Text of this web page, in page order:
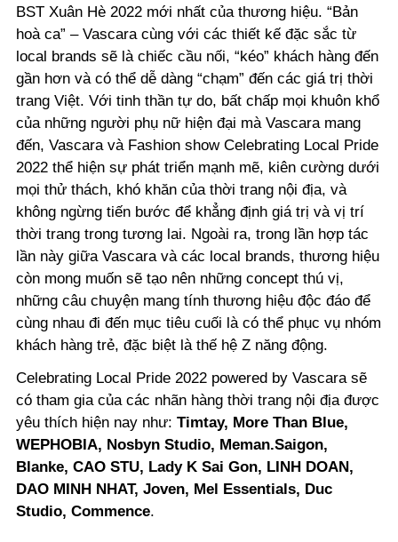
BST Xuân Hè 2022 mới nhất của thương hiệu. “Bản
hoà ca” – Vascara cùng với các thiết kế đặc sắc từ
local brands sẽ là chiếc cầu nối, “kéo” khách hàng đến
gần hơn và có thể dễ dàng “chạm” đến các giá trị thời
trang Việt. Với tinh thần tự do, bất chấp mọi khuôn khổ
của những người phụ nữ hiện đại mà Vascara mang
đến, Vascara và Fashion show Celebrating Local Pride
2022 thể hiện sự phát triển mạnh mẽ, kiên cường dưới
mọi thử thách, khó khăn của thời trang nội địa, và
không ngừng tiến bước để khẳng định giá trị và vị trí
thời trang trong tương lai. Ngoài ra, trong lần hợp tác
lần này giữa Vascara và các local brands, thương hiệu
còn mong muốn sẽ tạo nên những concept thú vị,
những câu chuyện mang tính thương hiệu độc đáo để
cùng nhau đi đến mục tiêu cuối là có thể phục vụ nhóm
khách hàng trẻ, đặc biệt là thế hệ Z năng động.
Celebrating Local Pride 2022 powered by Vascara sẽ
có tham gia của các nhãn hàng thời trang nội địa được
yêu thích hiện nay như: Timtay, More Than Blue,
WEPHOBIA, Nosbyn Studio, Meman.Saigon,
Blanke, CAO STU, Lady K Sai Gon, LINH DOAN,
DAO MINH NHAT, Joven, Mel Essentials, Duc
Studio, Commence.